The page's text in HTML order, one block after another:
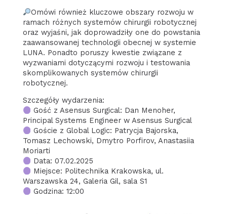
Omówi również kluczowe obszary rozwoju w
ramach różnych systemów chirurgii robotycznej
oraz wyjaśni, jak doprowadziły one do powstania
zaawansowanej technologii obecnej w systemie
LUNA. Ponadto poruszy kwestie związane z
wyzwaniami dotyczącymi rozwoju i testowania
skomplikowanych systemów chirurgii
robotycznej.
Szczegóły wydarzenia:
Gość z Asensus Surgical: Dan Menoher,
Principal Systems Engineer w Asensus Surgical
Goście z Global Logic: Patrycja Bajorska,
Tomasz Lechowski, Dmytro Porfirov, Anastasiia
Moriarti
Data: 07.02.2025
Miejsce: Politechnika Krakowska, ul.
Warszawska 24, Galeria Gil, sala S1
Godzina: 12:00